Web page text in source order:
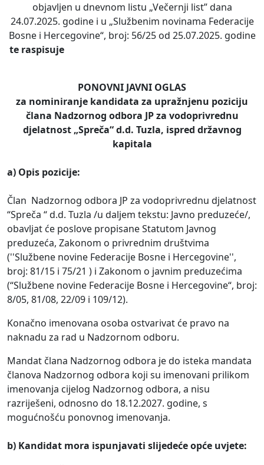
objavljen u dnevnom listu „Večernji list” dana
24.07.2025. godine i u „Službenim novinama Federacije
Bosne i Hercegovine“, broj: 56/25 od 25.07.2025. godine
te raspisuje
PONOVNI JAVNI OGLAS
za nominiranje kandidata za upražnjenu poziciju
člana Nadzornog odbora JP za vodoprivrednu
djelatnost „Spreča“ d.d. Tuzla, ispred državnog
kapitala
a) Opis pozicije:
Član Nadzornog odbora JP za vodoprivrednu djelatnost
“Spreča “ d.d. Tuzla /u daljem tekstu: Javno preduzeće/,
obavljat će poslove propisane Statutom Javnog
preduzeća, Zakonom o privrednim društvima
(''Službene novine Federacije Bosne i Hercegovine'',
broj: 81/15 i 75/21 ) i Zakonom o javnim preduzećima
(“Službene novine Federacije Bosne i Hercegovine“, broj:
8/05, 81/08, 22/09 i 109/12).
Konačno imenovana osoba ostvarivat će pravo na
naknadu za rad u Nadzornom odboru.
Mandat člana Nadzornog odbora je do isteka mandata
članova Nadzornog odbora koji su imenovani prilikom
imenovanja cijelog Nadzornog odbora, a nisu
razriješeni, odnosno do 18.12.2027. godine, s
mogućnošću ponovnog imenovanja.
b) Kandidat mora ispunjavati slijedeće opće uvjete: